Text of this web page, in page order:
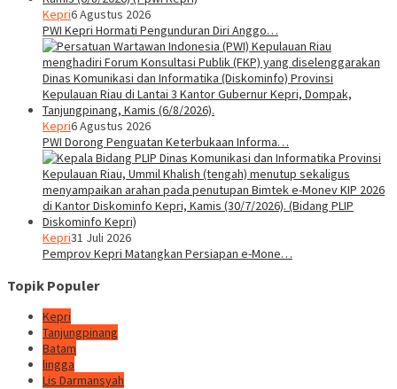
Kepri6 Agustus 2026
PWI Kepri Hormati Pengunduran Diri Anggo…
Kepri6 Agustus 2026
PWI Dorong Penguatan Keterbukaan Informa…
Kepri31 Juli 2026
Pemprov Kepri Matangkan Persiapan e-Mone…
Topik Populer
Kepri
Tanjungpinang
Batam
lingga
Lis Darmansyah